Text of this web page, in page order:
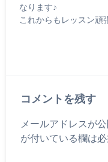
なります♪
これからもレッスン頑
コメントを残す
メールアドレスが
が付いている欄は